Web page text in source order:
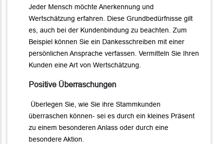
Jeder Mensch möchte Anerkennung und
Wertschätzung erfahren. Diese Grundbedürfnisse gilt
es, auch bei der Kundenbindung zu beachten. Zum
Beispiel können Sie ein Dankesschreiben mit einer
persönlichen Ansprache verfassen. Vermitteln Sie Ihren
Kunden eine Art von Wertschätzung.
Positive Überraschungen
Überlegen Sie, wie Sie ihre Stammkunden
überraschen können- sei es durch ein kleines Präsent
zu einem besonderen Anlass oder durch eine
besondere Aktion.